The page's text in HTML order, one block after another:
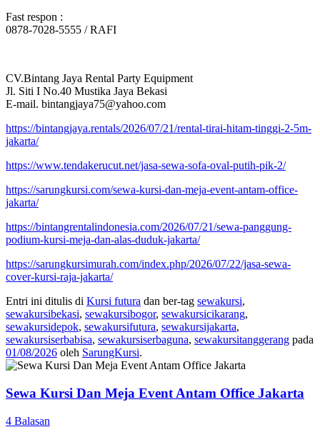
Fast respon :
0878-7028-5555 / RAFI
CV.Bintang Jaya Rental Party Equipment
Jl. Siti I No.40 Mustika Jaya Bekasi
E-mail. bintangjaya75@yahoo.com
https://bintangjaya.rentals/2026/07/21/rental-tirai-hitam-tinggi-2-5m-
jakarta/
https://www.tendakerucut.net/jasa-sewa-sofa-oval-putih-pik-2/
https://sarungkursi.com/sewa-kursi-dan-meja-event-antam-office-
jakarta/
https://bintangrentalindonesia.com/2026/07/21/sewa-panggung-
podium-kursi-meja-dan-alas-duduk-jakarta/
https://sarungkursimurah.com/index.php/2026/07/22/jasa-sewa-
cover-kursi-raja-jakarta/
Entri ini ditulis di Kursi futura dan ber-tag sewakursi,
sewakursibekasi, sewakursibogor, sewakursicikarang,
sewakursidepok, sewakursifutura, sewakursijakarta,
sewakursiserbabisa, sewakursiserbaguna, sewakursitanggerang pada
01/08/2026 oleh SarungKursi.
Sewa Kursi Dan Meja Event Antam Office Jakarta
4 Balasan